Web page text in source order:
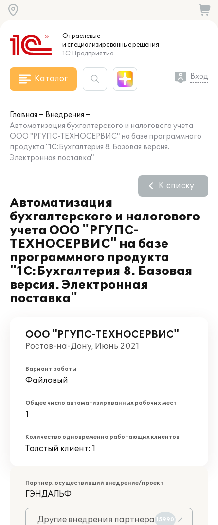
Отраслевые
и специализированныерешения
1С:Предприятие
Каталог Вход
Главная
Внедрения
Автоматизация бухгалтерского и налогового учета
ООО "РГУПС-ТЕХНОСЕРВИС" на базе программного
продукта "1С:Бухгалтерия 8. Базовая версия.
Электронная поставка"
Автоматизация
бухгалтерского и налогового
учета ООО "РГУПС-
ТЕХНОСЕРВИС" на базе
программного продукта
"1С:Бухгалтерия 8. Базовая
версия. Электронная
поставка"
К списку
ООО "РГУПС-ТЕХНОСЕРВИС"
Ростов-на-Дону, Июнь 2021
Вариант работы
Файловый
Общее число автоматизированных рабочих мест
1
Количество одновременно работающих клиентов
Толстый клиент: 1
Партнер, осуществивший внедрение/проект
ГЭНДАЛЬФ
Другие внедрения партнера 15990